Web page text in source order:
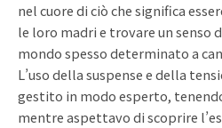
nel cuore di ciò che significa
le loro madri e trovare un senso
mondo spesso determinato a
L’uso della suspense e della
gestito in modo esperto,
mentre aspettavo di scoprire